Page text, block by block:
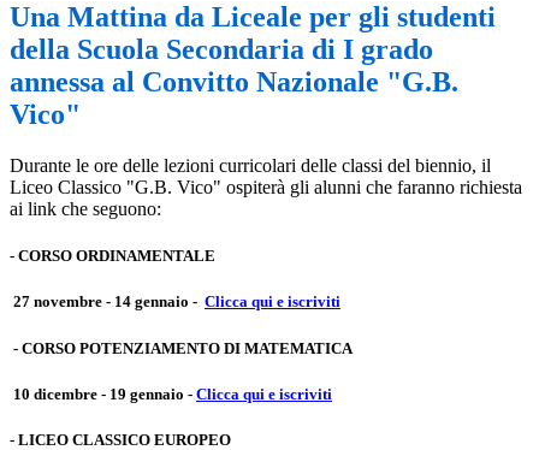
Una Mattina da Liceale per gli studenti
della Scuola Secondaria di I grado
annessa al Convitto Nazionale "G.B.
Vico"
Durante le ore delle lezioni curricolari delle classi del biennio, il
Liceo Classico "G.B. Vico" ospiterà gli alunni che faranno richiesta
ai link che seguono:
- CORSO ORDINAMENTALE
27 novembre - 14 gennaio - Clicca qui e iscriviti
- CORSO POTENZIAMENTO DI MATEMATICA
10 dicembre - 19 gennaio - Clicca qui e iscriviti
- LICEO CLASSICO EUROPEO